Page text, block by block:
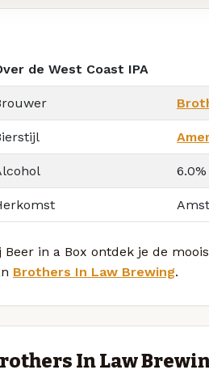
de West Coast IPA
6.0%
Beer in a Box ontdek je de
Brothers In Law Brewing.
In Law